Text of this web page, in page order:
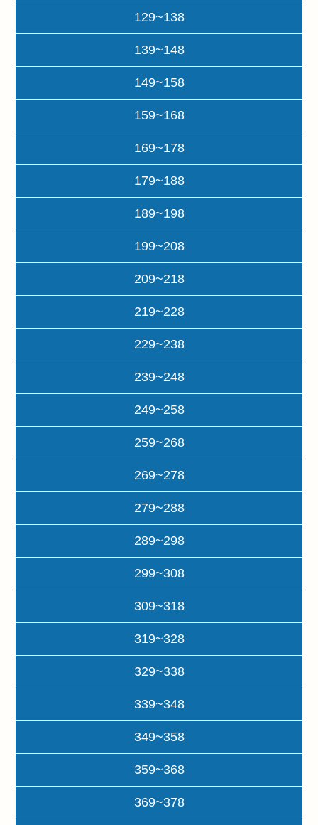
129~138
139~148
149~158
159~168
169~178
179~188
189~198
199~208
209~218
219~228
229~238
239~248
249~258
259~268
269~278
279~288
289~298
299~308
309~318
319~328
329~338
339~348
349~358
359~368
369~378